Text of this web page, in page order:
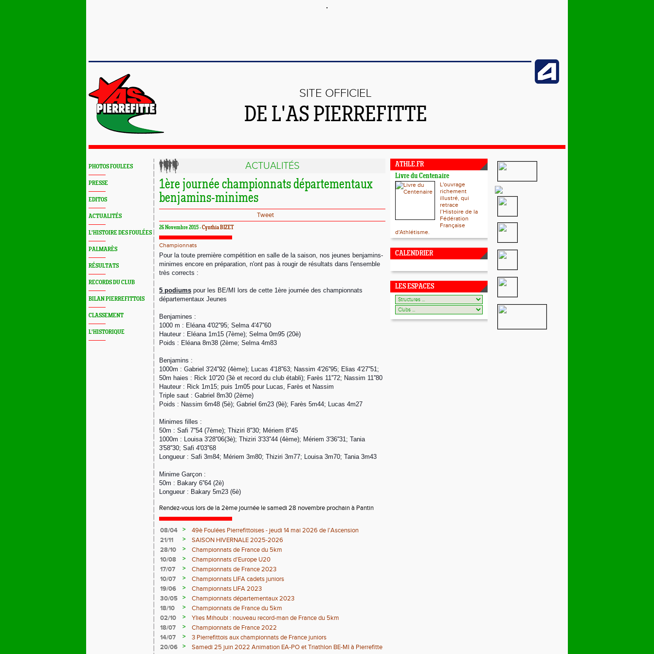
SITE OFFICIEL
DE L'AS PIERREFITTE
PHOTOS FOULEES
PRESSE
EDITOS
ACTUALITÉS
L'HISTOIRE DES FOULÉES
PALMARÈS
RÉSULTATS
RECORDS DU CLUB
BILAN PIERREFITTOIS
CLASSEMENT
L'HISTORIQUE
ACTUALITÉS
1ère journée championnats départementaux
benjamins-minimes
Tweet
26 Novembre 2015 -Cynthia BIZET
Championnats
Pour la toute première compétition en salle de la saison, nos jeunes benjamins-
minimes encore en préparation, n'ont pas à rougir de résultats dans l'ensemble
très corrects :
5 podiums pour les BE/MI lors de cette 1ère journée des championnats
départementaux Jeunes
Benjamines :
1000 m : Eléana 4'02''95; Selma 4'47''60
Hauteur : Eléana 1m15 (7ème); Selma 0m95 (20è)
Poids : Eléana 8m38 (2ème; Selma 4m83
Benjamins :
1000m : Gabriel 3'24''92 (4ème); Lucas 4'18''63; Nassim 4'26''95; Elias 4'27''51;
50m haies : Rick 10''20 (3è et record du club établi); Farès 11''72; Nassim 11''80
Hauteur : Rick 1m15; puis 1m05 pour Lucas, Farès et Nassim
Triple saut : Gabriel 8m30 (2ème)
Poids : Nassim 6m48 (5è); Gabriel 6m23 (9è); Farès 5m44; Lucas 4m27
Minimes filles :
50m : Safi 7''54 (7ème); Thiziri 8''30; Mériem 8''45
1000m : Louisa 3'28''06(3è); Thiziri 3'33''44 (4ème); Mériem 3'36''31; Tania
3'58''30; Safi 4'03''68
Longueur : Safi 3m84; Mériem 3m80; Thiziri 3m77; Louisa 3m70; Tania 3m43
Minime Garçon :
50m : Bakary 6''64 (2è)
Longueur : Bakary 5m23 (6è)
Rendez-vous lors de la 2ème journée le samedi 28 novembre prochain à Pantin
08/04 >
49è Foulées Pierrefittoises - jeudi 14 mai 2026 de l'Ascension
21/11
>
SAISON HIVERNALE 2025-2026
28/10
>
Championnats de France du 5km
10/08
>
Championnats d'Europe U20
17/07
>
Championnats de France 2023
10/07
>
Championnats LIFA cadets juniors
19/06
>
Championnats LIFA 2023
30/05
>
Championnats départementaux 2023
18/10
>
Championnats de France du 5km
02/10
>
Ylies Mihoubi : nouveau record-man de France du 5km
18/07
>
Championnats de France 2022
14/07
>
3 Pierrefittois aux championnats de France juniors
20/06
>
Samedi 25 juin 2022 Animation EA-PO et Triathlon BE-MI à Pierrefitte
ATHLE.FR
Livre du Centenaire
L'ouvrage
richement
illustré, qui
retrace
l’Histoire de la
Fédération
Française
d'Athlétisme.
CALENDRIER
LES ESPACES